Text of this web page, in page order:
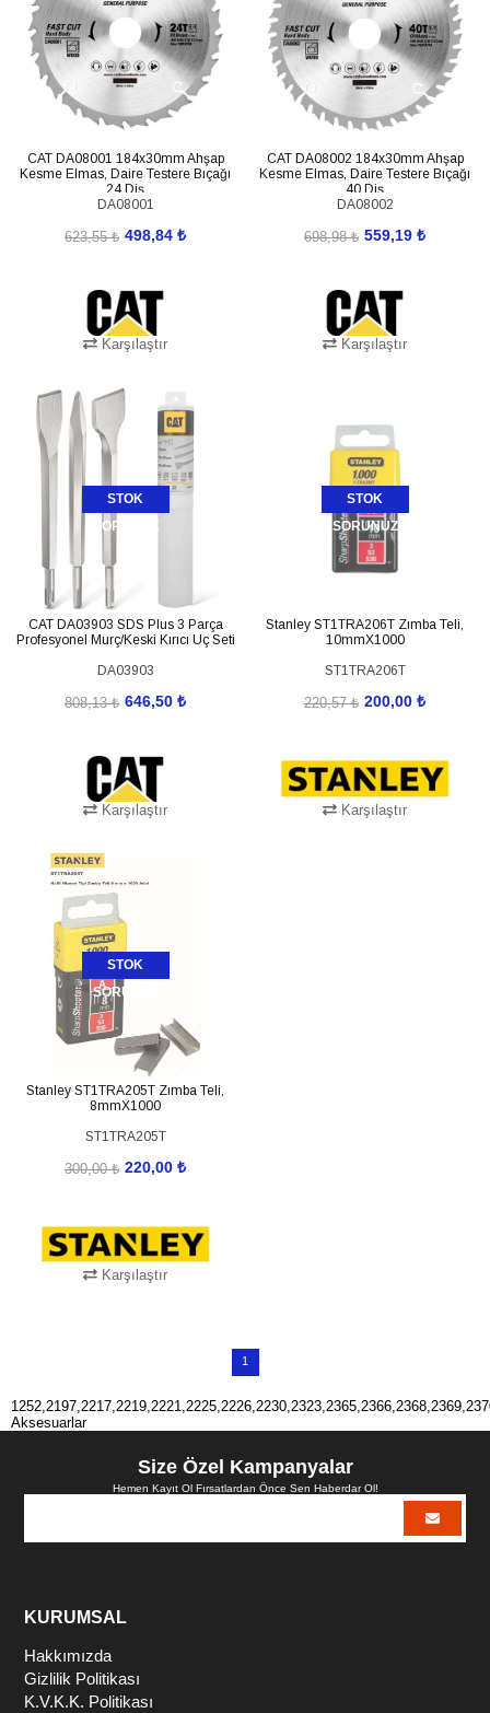
CAT DA08001 184x30mm Ahşap
Kesme Elmas, Daire Testere Bıçağı
24 Diş
DA08001
498,84 ₺
623,55 ₺
Karşılaştır
CAT DA08002 184x30mm Ahşap
Kesme Elmas, Daire Testere Bıçağı
40 Diş
DA08002
559,19 ₺
698,98 ₺
Karşılaştır
STOK
SORUNUZ
CAT DA03903 SDS Plus 3 Parça
Profesyonel Murç/Keski Kırıcı Uç Seti
DA03903
646,50 ₺
808,13 ₺
Karşılaştır
STOK
SORUNUZ
Stanley ST1TRA206T Zımba Teli,
10mmX1000
ST1TRA206T
200,00 ₺
220,57 ₺
Karşılaştır
STOK
SORUNUZ
Stanley ST1TRA205T Zımba Teli,
8mmX1000
ST1TRA205T
220,00 ₺
300,00 ₺
Karşılaştır
1
Aksesuarlar
Size Özel Kampanyalar
Hemen Kayıt Ol Fırsatlardan Önce Sen Haberdar Ol!
KURUMSAL
Hakkımızda
Gizlilik Politikası
K.V.K.K. Politikası